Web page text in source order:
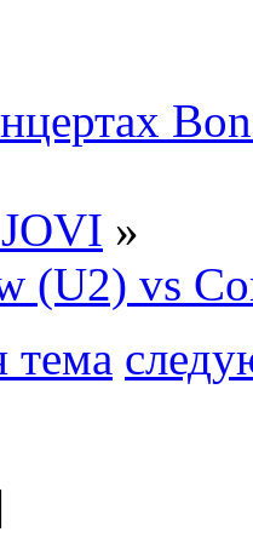
»
(U2) vs
тема